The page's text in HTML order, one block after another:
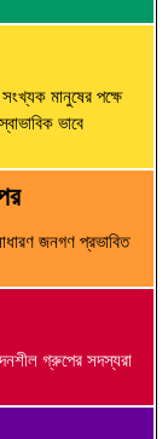
মানুষের পক্ষে
ভাবে
জনগণ প্রভাবিত
গ্রুপের সদস্যরা